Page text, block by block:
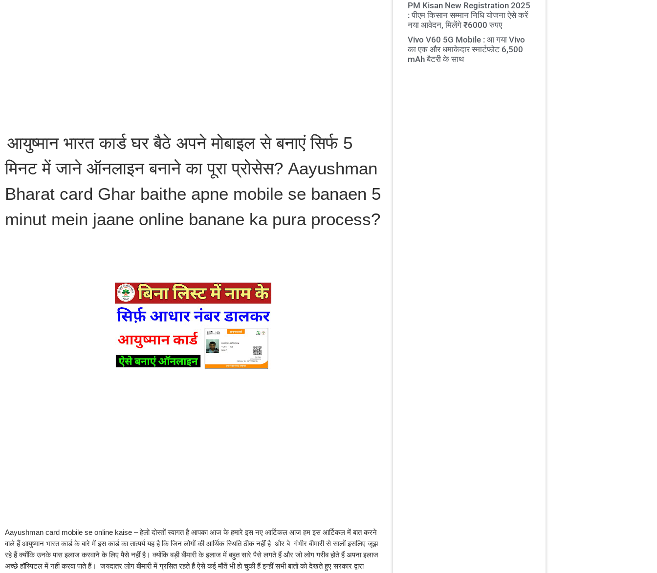
आयुष्मान भारत कार्ड घर बैठे अपने मोबाइल से बनाएं सिर्फ 5
मिनट में जाने ऑनलाइन बनाने का पूरा प्रोसेस? Aayushman
Bharat card Ghar baithe apne mobile se banaen 5
minut mein jaane online banane ka pura process?
Aayushman card mobile se online kaise – हेलो दोस्तों स्वागत है आपका आज के हमारे इस नए आर्टिकल आज हम इस आर्टिकल में बात करने
वाले हैं आयुष्मान भारत कार्ड के बारे में इस कार्ड का तात्पर्य यह है कि जिन लोगों की आर्थिक स्थिति ठीक नहीं है  और बे  गंभीर बीमारी से सालों इसलिए जूझ
रहे हैं क्योंकि उनके पास इलाज करवाने के लिए पैसे नहीं है। क्योंकि बड़ी बीमारी के इलाज में बहुत सारे पैसे लगते हैं और जो लोग गरीब होते हैं अपना इलाज
अच्छे हॉस्पिटल में नहीं करवा पाते हैं।  जयदातर लोग बीमारी में ग्रसित रहते हैं ऐसे कई मौतें भी हो चुकी हैं इन्हीं सभी बातों को देखते हुए सरकार द्वारा
PM Kisan New Registration 2025
: पीएम किसान सम्मान निधि योजना ऐसे करें
नया आवेदन, मिलेंगे ₹6000 रुपए
Vivo V60 5G Mobile : आ गया Vivo
का एक और धमाकेदार स्मार्टफोट 6,500
mAh बैटरी के साथ